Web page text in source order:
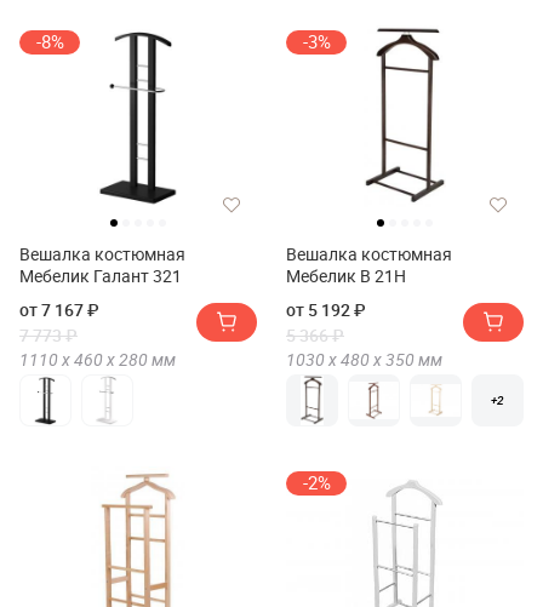
-8%
Вешалка костюмная
Мебелик Галант 321
от 7 167 ₽
7 773 ₽
1110 х460 х280 мм
-3%
Вешалка костюмная
Мебелик В 21Н
от 5 192 ₽
5 366 ₽
1030 х480 х350 мм
+2
-2%